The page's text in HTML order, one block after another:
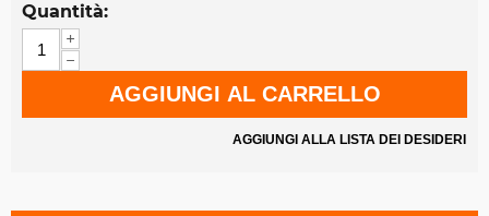
Quantità:
+
−
AGGIUNGI AL CARRELLO
AGGIUNGI ALLA LISTA DEI DESIDERI